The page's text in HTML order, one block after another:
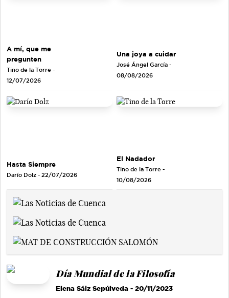
A mí, que me
pregunten
Tino de la Torre -
12/07/2026
Una joya a cuidar
José Ángel García -
08/08/2026
Hasta Siempre
Darío Dolz - 22/07/2026
El Nadador
Tino de la Torre -
10/08/2026
Día Mundial de la Filosofía
Elena Sáiz Sepúlveda - 20/11/2023